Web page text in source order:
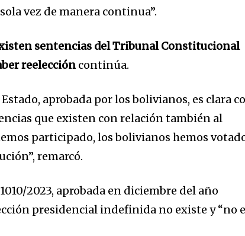
be part
vez de manera continua”.
sentencias del Tribunal Constitucional
reelección continúa.
aprobada por los bolivianos, es clara
que existen con relación también al
participado, los bolivianos hemos
remarcó.
2023, aprobada en diciembre del año
presidencial indefinida no existe y “no